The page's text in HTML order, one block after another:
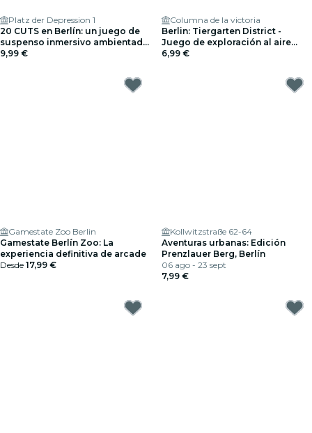
Platz der Depression 1
20 CUTS en Berlín: un juego de
suspenso inmersivo ambientado
en el mundo real
9,99 €
Columna de la victoria
Berlin: Tiergarten District -
Juego de exploración al aire
libre
6,99 €
Gamestate Zoo Berlin
Gamestate Berlín Zoo: La
experiencia definitiva de arcade
Desde 17,99 €
Kollwitzstraße 62-64
Aventuras urbanas: Edición
Prenzlauer Berg, Berlín
06 ago - 23 sept
7,99 €